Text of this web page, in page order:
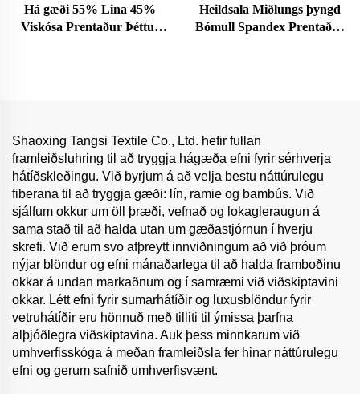
Há gæði 55% Lina 45%
Viskósa Prentaður Þéttur
Heildsala Miðlungs þyngd
Bómull Spandex Prentaður
Shaoxing Tangsi Textile Co., Ltd. hefir fullan
framleiðsluhring til að tryggja hágæða efni fyrir sérhverja
hátíðskleðingu. Við byrjum á að velja bestu náttúrulegu
fiberana til að tryggja gæði: lín, ramie og bambús. Við
sjálfum okkur um öll þræði, vefnað og lokagleraugun á
sama stað til að halda utan um gæðastjórnun í hverju
skrefi. Við erum svo afþreytt innviðningum að við þróum
nýjar blöndur og efni mánaðarlega til að halda framboðinu
okkar á undan markaðnum og í samræmi við viðskiptavini
okkar. Létt efni fyrir sumarhátíðir og luxusblöndur fyrir
vetruhátíðir eru hönnuð með tilliti til ýmissa þarfna
alþjóðlegra viðskiptavina. Auk þess minnkarum við
umhverfisskóga á meðan framleiðsla fer hinar náttúrulegu
efni og gerum safnið umhverfisvænt.